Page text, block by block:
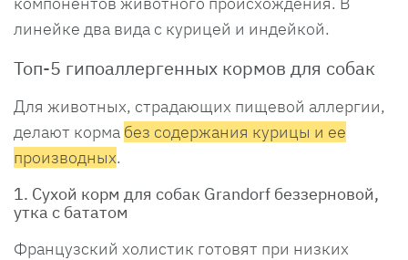
линейке два вида с курицей и индейкой.
Топ-5 гипоаллергенных кормов для собак
Для животных, страдающих пищевой аллергии,
делают корма без содержания курицы и ее
производных.
1. Сухой корм для собак Grandorf беззерновой,
утка с бататом
Французский холистик готовят при низких